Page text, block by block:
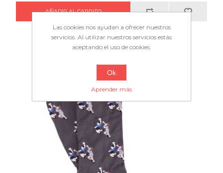
Las cookies nos ayudan a ofrecer nuestros
servicios. Al utilizar nuestros servicios estás
aceptando el uso de cookies.
Ok
Aprender más